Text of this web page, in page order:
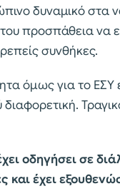
δυναμικό στα
του προσπάθεια να
συνθήκες.
όμως για το ΕΣΥ
οδηγήσει σε
και έχει